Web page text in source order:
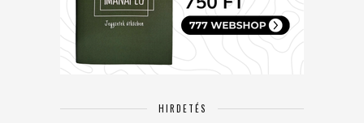
HIRDETÉS